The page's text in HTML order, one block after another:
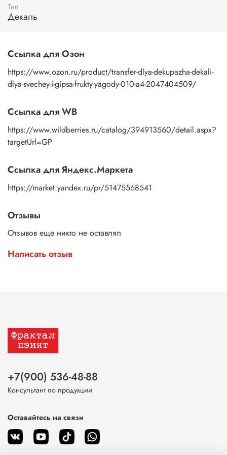
пальцами бумажную основу, сдвигаете ее на себя.
Рисунок остается на изделии. Сразу после нанесения
изображение любым покрывным лаком. Отлично
подойдет акриловый лак на водной основе, матовый,
глянцевый, полуглянцевый.
Тип
Декаль
Ссылка для Озон
https://www.ozon.ru/product/transfer-dlya-dekupazha-dekali-
dlya-svechey-i-gipsa-frukty-yagody-010-a4-2047404509/
Ссылка для WB
https://www.wildberries.ru/catalog/394913560/detail.aspx?
targetUrl=GP
Ссылка для Яндекс.Маркета
https://market.yandex.ru/pr/51475568541
Отзывы
Отзывов еще никто не оставлял
Написать отзыв
+7(900) 536-48-88
Консультант по продукции
Оставайтесь на связи